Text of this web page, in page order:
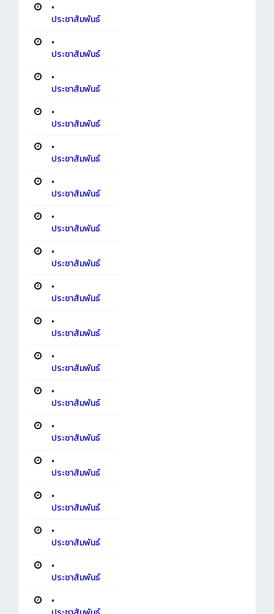
•
ประชาสัมพันธ์
•
ประชาสัมพันธ์
•
ประชาสัมพันธ์
•
ประชาสัมพันธ์
•
ประชาสัมพันธ์
•
ประชาสัมพันธ์
•
ประชาสัมพันธ์
•
ประชาสัมพันธ์
•
ประชาสัมพันธ์
•
ประชาสัมพันธ์
•
ประชาสัมพันธ์
•
ประชาสัมพันธ์
•
ประชาสัมพันธ์
•
ประชาสัมพันธ์
•
ประชาสัมพันธ์
•
ประชาสัมพันธ์
•
ประชาสัมพันธ์
•